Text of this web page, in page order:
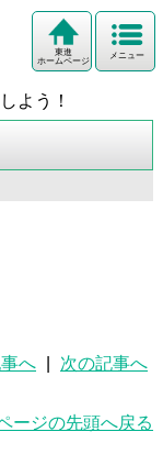
メニュー
東進
ホームページ
よう！
へ 次の記事へ
ージの先頭へ戻る